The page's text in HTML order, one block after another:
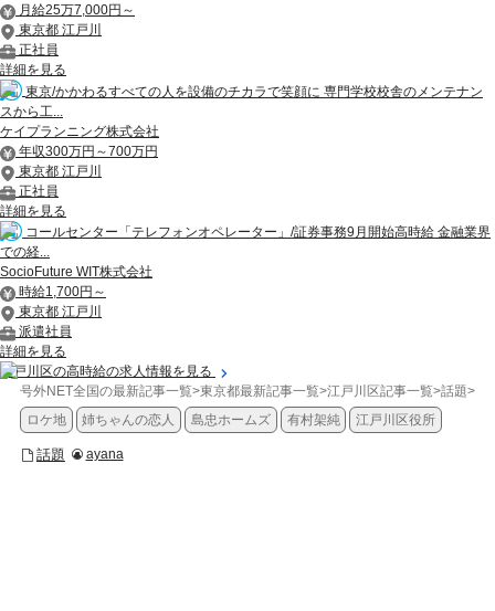
月給25万7,000円～
東京都 江戸川
正社員
詳細を見る
東京/かかわるすべての人を設備のチカラで笑顔に 専門学校校舎のメンテナン
スから工...
ケイプランニング株式会社
年収300万円～700万円
東京都 江戸川
正社員
詳細を見る
コールセンター「テレフォンオペレーター」/証券事務9月開始高時給 金融業界
での経...
SocioFuture WIT株式会社
時給1,700円～
東京都 江戸川
派遣社員
詳細を見る
江戸川区の高時給の求人情報を見る
号外NET全国の最新記事一覧>東京都最新記事一覧>江戸川区記事一覧>話題>【
ロケ地
姉ちゃんの恋人 島忠ホームズ 有村架純 江戸川区役所
話題 ayana